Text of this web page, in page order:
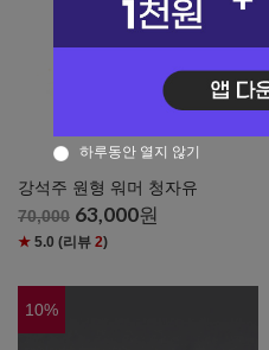
강석주 원형 워머 청자유
70,000 63,000원
★ 5.0 (리뷰 2)
10%
하루동안 열지 않기